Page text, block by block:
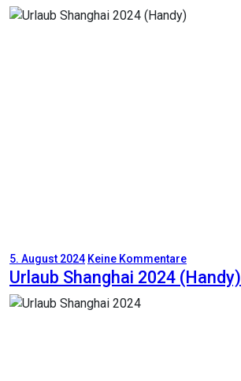
5. August 2024 Keine Kommentare
Urlaub Shanghai 2024 (Handy)